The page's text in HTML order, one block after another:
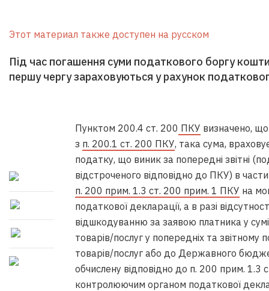
Этот материал также доступен на русском
Під час погашення суми податкового боргу
першу чергу зараховуються у рахунок
Пунктом 200.4 ст. 200 ПКУ визначено, що
з п. 200.1 ст. 200 ПКУ, така сума,
податку, що виник за попередні звітні
відстроченого відповідно до ПКУ) в
п. 200 прим. 1.3 ст. 200 прим. 1 ПКУ на
податкової декларації, а в разі
відшкодуванню за заявою платника у
товарів/послуг у попередніх та
товарів/послуг або до Державного
обчислену відповідно до п. 200 прим.
контролюючим органом податкової